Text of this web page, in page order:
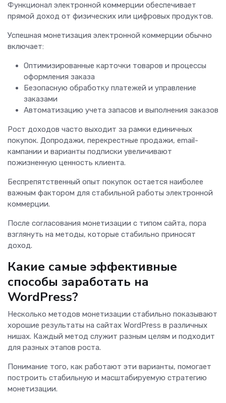
Функционал электронной коммерции обеспечивает
прямой доход от физических или цифровых продуктов.
Успешная монетизация электронной коммерции обычно
включает:
Оптимизированные карточки товаров и процессы
оформления заказа
Безопасную обработку платежей и управление
заказами
Автоматизацию учета запасов и выполнения заказов
Рост доходов часто выходит за рамки единичных
покупок. Допродажи, перекрестные продажи, email-
кампании и варианты подписки увеличивают
пожизненную ценность клиента.
Беспрепятственный опыт покупок остается наиболее
важным фактором для стабильной работы электронной
коммерции.
После согласования монетизации с типом сайта, пора
взглянуть на методы, которые стабильно приносят
доход.
Какие самые эффективные
способы заработать на
WordPress?
Несколько методов монетизации стабильно показывают
хорошие результаты на сайтах WordPress в различных
нишах. Каждый метод служит разным целям и подходит
для разных этапов роста.
Понимание того, как работают эти варианты, помогает
построить стабильную и масштабируемую стратегию
монетизации.